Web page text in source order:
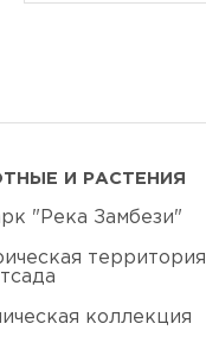
И РАСТЕНИЯ
"Река Замбези"
территория
коллекция